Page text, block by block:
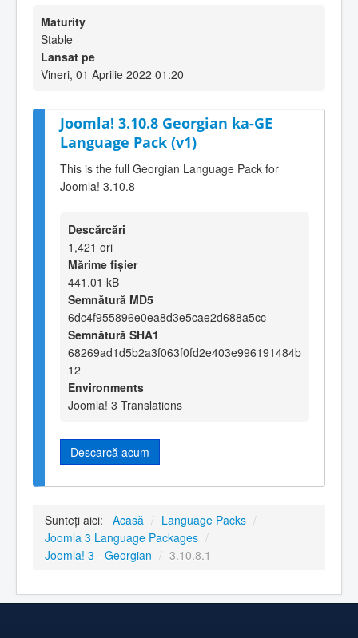
Maturity
Stable
Lansat pe
Vineri, 01 Aprilie 2022 01:20
Joomla! 3.10.8 Georgian ka-GE
Language Pack (v1)
This is the full Georgian Language Pack for
Joomla! 3.10.8
Descărcări
1,421 ori
Mărime fișier
441.01 kB
Semnătură MD5
6dc4f955896e0ea8d3e5cae2d688a5cc
Semnătură SHA1
68269ad1d5b2a3f063f0fd2e403e996191484b
12
Environments
Joomla! 3 Translations
Descarcă acum
Sunteți aici: Acasă / Language Packs /
Joomla 3 Language Packages /
Joomla! 3 - Georgian / 3.10.8.1